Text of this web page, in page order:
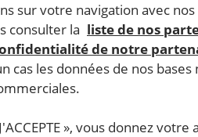
sur votre navigation avec
consulter la liste de nos
de notre
cas les données de nos
», vous donnez